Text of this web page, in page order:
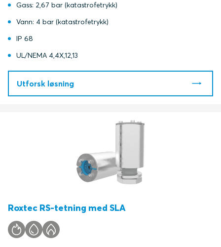
Gass: 2,67 bar (katastrofetrykk)
Vann: 4 bar (katastrofetrykk)
IP 68
UL/NEMA 4,4X,12,13
Utforsk løsning
Roxtec RS-tetning med SLA